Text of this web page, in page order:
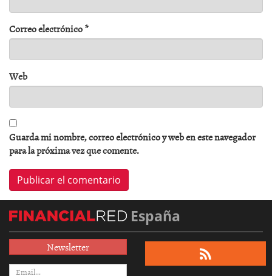
Correo electrónico*
Web
Guarda mi nombre, correo electrónico y web en este navegador
para la próxima vez que comente.
España
Newsletter